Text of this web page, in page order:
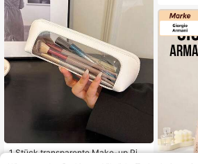
1 Stück transparente Make-up Pins
tte
er
r Futter
ung.